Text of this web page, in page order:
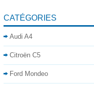
CATÉGORIES
Audi A4
Citroën C5
Ford Mondeo